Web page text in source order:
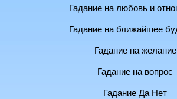
Гадание на любовь и
Гадание на ближайшее
Гадание на желание
Гадание на вопрос
Гадание Да Нет